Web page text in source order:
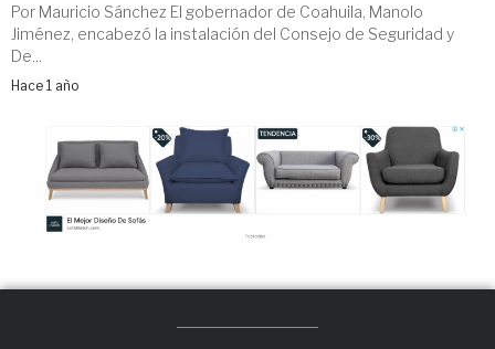
Por Mauricio Sánchez El gobernador de Coahuila, Manolo
Jiménez, encabezó la instalación del Consejo de Seguridad y
De...
Hace 1 año